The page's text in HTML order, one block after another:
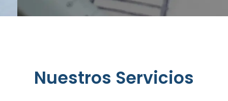
de
Edificación
Nuestros Servicios